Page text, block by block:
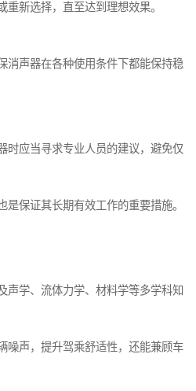
新选择，直至达到理想效果。
消声器在各种使用条件下都能保持稳
时应当寻求专业人员的建议，避免仅
是保证其长期有效工作的重要措施。
声学、流体力学、材料学等多学科知
噪声，提升驾乘舒适性，还能兼顾车